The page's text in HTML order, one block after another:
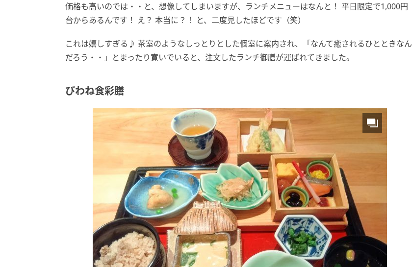
価格も高いのでは・・と、想像してしまいますが、ランチメニューはなんと！ 平日限定で1,000円
台からあるんです！ え？ 本当に？！ と、二度見したほどです（笑）
これは嬉しすぎる♪ 茶室のようなしっとりとした個室に案内され、「なんて癒されるひとときなん
だろう・・」とまったり寛いでいると、注文したランチ御膳が運ばれてきました。
びわね食彩膳